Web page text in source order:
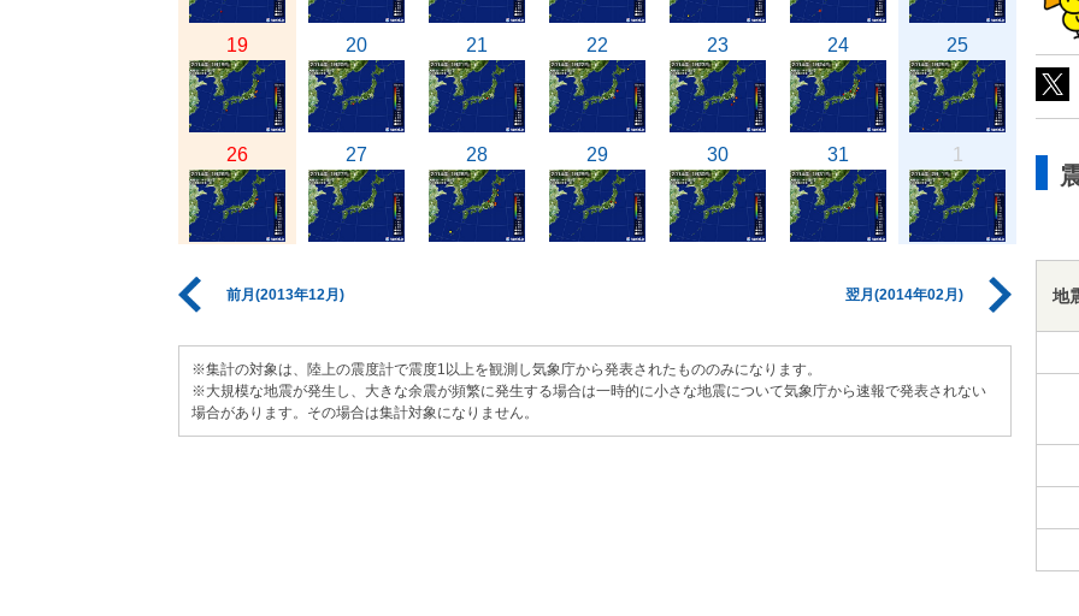
19 20 21 22 23 24 25
26 27 28 29 30 31 1
前月(2013年12月) 翌月(2014年02月)
※集計の対象は、陸上の震度計で震度1以上を観測し気象庁から発表されたもののみになります。
※大規模な地震が発生し、大きな余震が頻繁に発生する場合は一時的に小さな地震について気象庁から速報で発表されない
場合があります。その場合は集計対象になりません。
地